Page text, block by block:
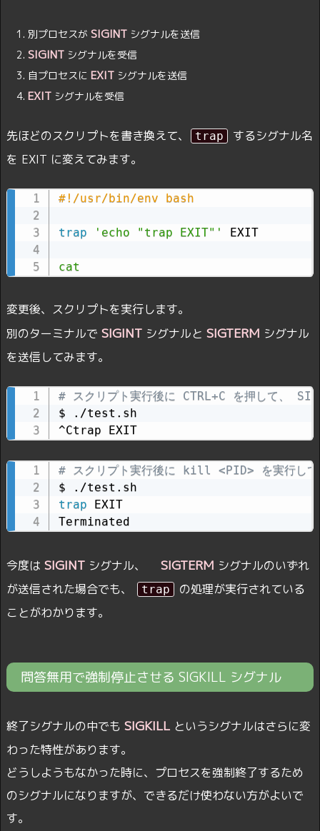
別プロセスが SIGINT シグナルを送信
SIGINT シグナルを受信
自プロセスに EXIT シグナルを送信
EXIT シグナルを受信
先ほどのスクリプトを書き換えて、 trap
するシグナル名
を EXIT に変えてみます。
#!/usr/bin/env bash
trap 'echo "trap EXIT"' EXIT
cat
変更後、スクリプトを実行します。
別のターミナルで SIGINT シグナルと SIGTERM シグナル
を送信してみます。
# スクリプト実行後に CTRL+C を押して、
$ ./test.sh
^Ctrap EXIT
# スクリプト実行後に kill <PID> を実行して
trap EXIT
Terminated
今度は SIGINT シグナル、 SIGTERM シグナルのいずれ
が送信された場合でも、
trap
の処理が実行されている
ことがわかります。
問答無用で強制停止させる SIGKILL シグナル
終了シグナルの中でも SIGKILL というシグナルはさらに変
わった特性があります。
どうしようもなかった時に、プロセスを強制終了するため
のシグナルになりますが、できるだけ使わない方がよいで
す。